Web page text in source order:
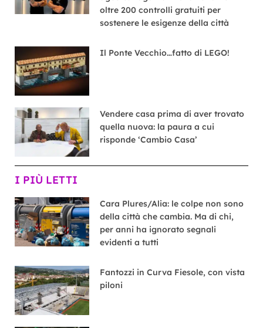
oltre 200 controlli gratuiti per
sostenere le esigenze della città
Il Ponte Vecchio…fatto di LEGO!
Vendere casa prima di aver trovato
quella nuova: la paura a cui
risponde ‘Cambio Casa’
I PIÙ LETTI
Cara Plures/Alia: le colpe non sono
della città che cambia. Ma di chi,
per anni ha ignorato segnali
evidenti a tutti
Fantozzi in Curva Fiesole, con vista
piloni